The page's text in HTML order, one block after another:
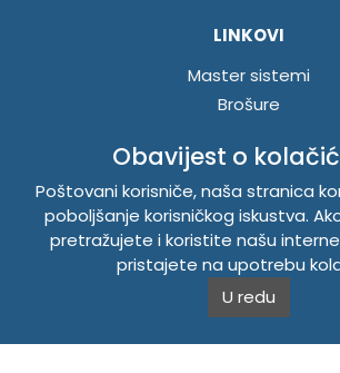
LINKOVI
Master sistemi
Brošure
INFORMACIJE
Politika o kolačićima
Uslovi korištenja
Politika privatnosti
Obavijest o
Poštovani korisniče, naša stranica
poboljšanje korisničkog iskustva.
pretražujete i koristite našu
pristajete na upotrebu
U redu